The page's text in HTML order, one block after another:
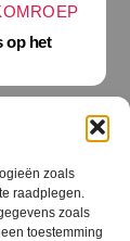
zoals
raadplegen.
zoals
toestemming
op het